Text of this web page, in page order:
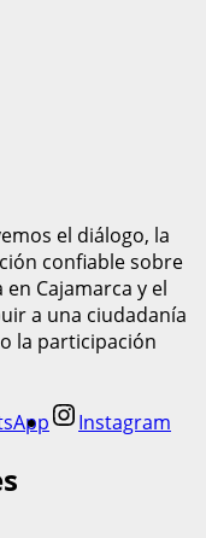
el diálogo, la
confiable sobre
Cajamarca y el
a una ciudadanía
la participación
Instagram